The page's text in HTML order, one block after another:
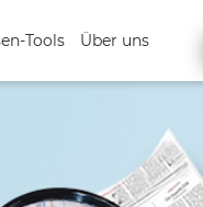
Tools Über uns